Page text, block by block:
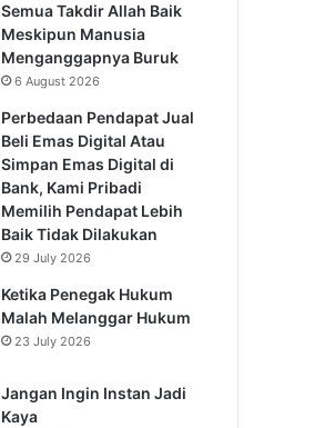
Semua Takdir Allah Baik
Meskipun Manusia
Menganggapnya Buruk
6 August 2026
Perbedaan Pendapat Jual
Beli Emas Digital Atau
Simpan Emas Digital di
Bank, Kami Pribadi
Memilih Pendapat Lebih
Baik Tidak Dilakukan
29 July 2026
Ketika Penegak Hukum
Malah Melanggar Hukum
23 July 2026
Jangan Ingin Instan Jadi
Kaya